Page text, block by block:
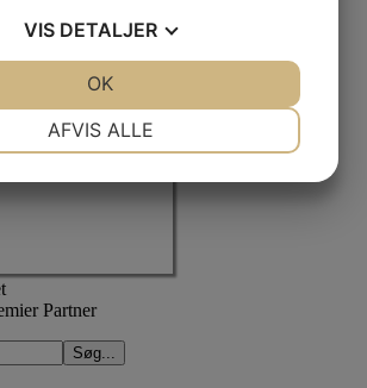
Partner
VIS DETALJER
AFVIS ALLE
OK